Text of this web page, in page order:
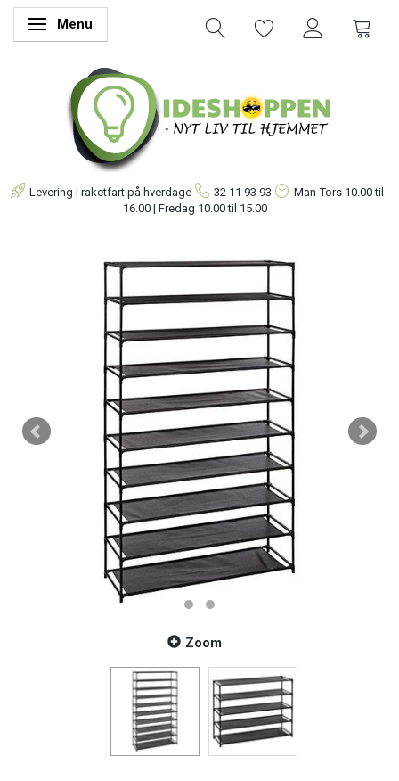
Skifte navigation
Menu
Levering i raketfart på hverdage 32 11 93 93 Man-Tors 10.00 til
16.00 | Fredag 10.00 til 15.00
Zoom